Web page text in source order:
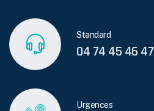
Standard
04 74 45 46 47
Urgences